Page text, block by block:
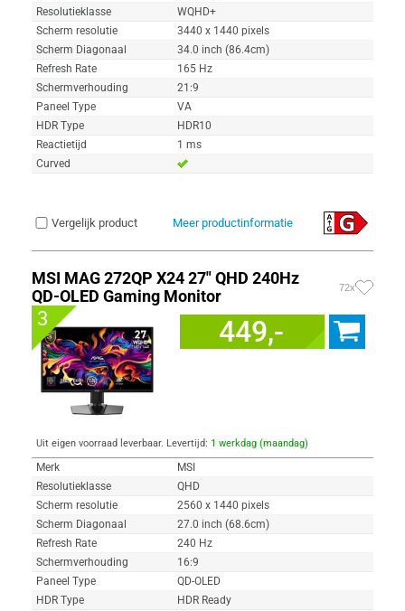
Resolutieklasse
WQHD+
Scherm resolutie
3440 x 1440 pixels
Scherm Diagonaal
34.0 inch (86.4cm)
Refresh Rate
165 Hz
Schermverhouding
21:9
Paneel Type
VA
HDR Type
HDR10
Reactietijd
1 ms
Curved
Vergelijk product Meer productinformatie
MSI MAG 272QP X24 27" QHD 240Hz
QD-OLED Gaming Monitor
72x
3 449,-
Uit eigen voorraad leverbaar. Levertijd: 1 werkdag (maandag)
Merk
MSI
Resolutieklasse
QHD
Scherm resolutie
2560 x 1440 pixels
Scherm Diagonaal
27.0 inch (68.6cm)
Refresh Rate
240 Hz
Schermverhouding
16:9
Paneel Type
QD-OLED
HDR Type
HDR Ready